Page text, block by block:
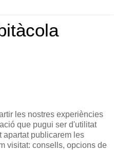
les nostres experiències
que pugui ser d'utilitat
apartat publicarem les
visitat: consells, opcions de